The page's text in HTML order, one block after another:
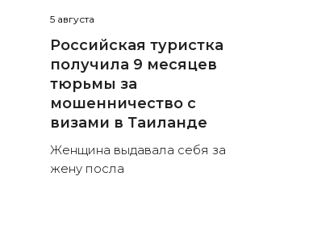
5 августа
Российская туристка
получила 9 месяцев
тюрьмы за
мошенничество с
визами в Таиланде
Женщина выдавала себя за
жену посла